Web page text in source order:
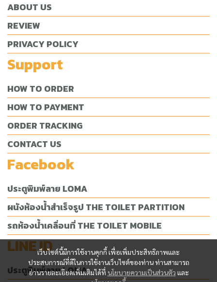
เว็บไซต์นี้มีการใช้งานคุกกี้ เพื่อเพิ่มประสิทธิภาพและ
ประสบการณ์ที่ดีในการใช้งานเว็บไซต์ของท่าน ท่านสามารถ
อ่านรายละเอียดเพิ่มเติมได้ที่ นโยบายความเป็นส่วนตัว และ
ABOUT US
REVIEW
PRIVACY POLICY
Support
HOW TO ORDER
HOW TO PAYMENT
ORDER TRACKING
CONTACT US
Facebook
ประตูพิมพ์ลาย LOMA
ผนังห้องน้ำสำเร็จรูป THE TOILET PARTITION
รถห้องน้ำเคลื่อนที่ THE TOILET MOBILE
LINE ID
ประตูพิมพ์ลาย LOMA